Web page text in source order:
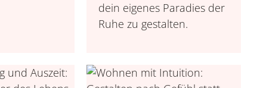
dein eigenes Paradies der
Ruhe zu gestalten.